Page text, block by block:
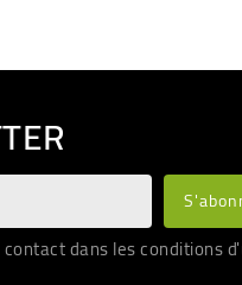
dans les conditions